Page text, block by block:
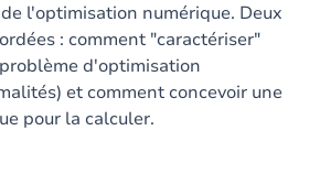
l'optimisation numérique. Deux
: comment "caractériser"
d'optimisation
et comment concevoir une
pour la calculer.